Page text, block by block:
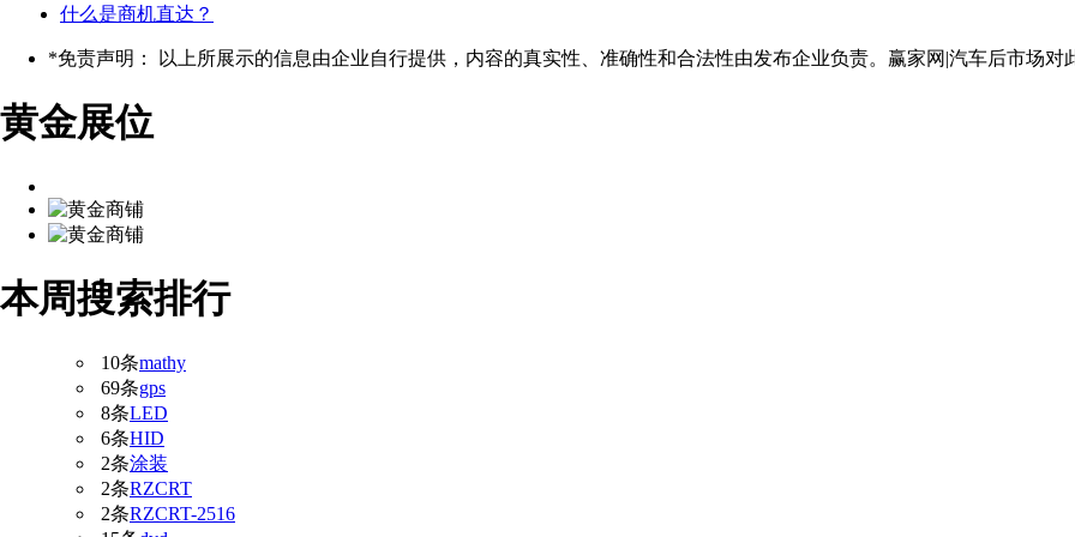
什么是商机直达？
*免责声明： 以上所展示的信息由企业自行提供，内容的真实性、准确性和合法性由发布企业负责。赢家网|汽车后市场对
黄金展位
本周搜索排行
10条mathy
69条gps
8条LED
6条HID
2条涂装
2条RZCRT
2条RZCRT-2516